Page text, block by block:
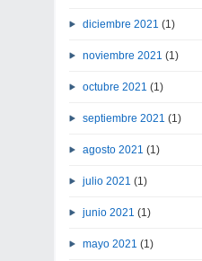
diciembre 2021 (1)
noviembre 2021 (1)
octubre 2021 (1)
septiembre 2021 (1)
agosto 2021 (1)
julio 2021 (1)
junio 2021 (1)
mayo 2021 (1)